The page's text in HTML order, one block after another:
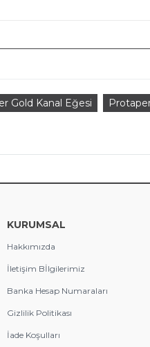
Gold Kanal Eğesi
KURUMSAL
Hakkımızda
İletişim Bİlgilerimiz
Banka Hesap Numaraları
Gizlilik Politikası
İade Koşulları